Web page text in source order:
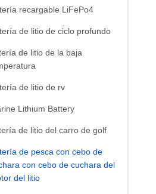
recargable LiFePo4
de litio de ciclo profundo
de litio de la baja
de litio de rv
Lithium Battery
de litio del carro de golf
de pesca con cebo de
con cebo de cuchara del
del litio